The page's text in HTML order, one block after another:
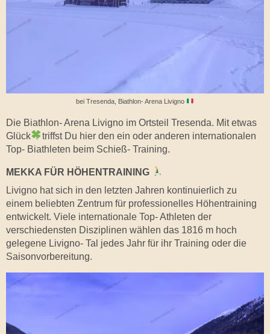
bei Tresenda, Biathlon- Arena Livigno
Die Biathlon- Arena Livigno im Ortsteil Tresenda. Mit etwas
Glück
triffst Du hier den ein oder anderen internationalen
Top- Biathleten beim Schieß- Training.
MEKKA FÜR HÖHENTRAINING
Livigno hat sich in den letzten Jahren kontinuierlich zu
einem beliebten Zentrum für professionelles Höhentraining
entwickelt. Viele internationale Top- Athleten der
verschiedensten Disziplinen wählen das 1816 m hoch
gelegene Livigno- Tal jedes Jahr für ihr Training oder die
Saisonvorbereitung.